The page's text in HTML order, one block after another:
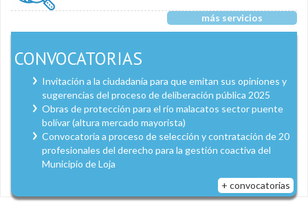
más servicios
CONVOCATORIAS
Invitación a la ciudadanía para que emitan sus opiniones y
sugerencias del proceso de deliberación pública 2025
Obras de protección para el río malacatos sector puente
bolívar (altura mercado mayorista)
Convocatoria a proceso de selección y contratación de 20
profesionales del derecho para la gestión coactiva del
Municipio de Loja
+ convocatorias